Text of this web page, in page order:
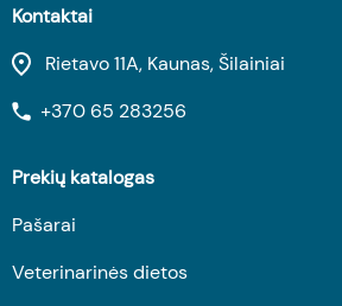
Kontaktai
Rietavo 11A, Kaunas, Šilainiai
+370 65 283256
Prekių katalogas
Pašarai
Veterinarinės dietos